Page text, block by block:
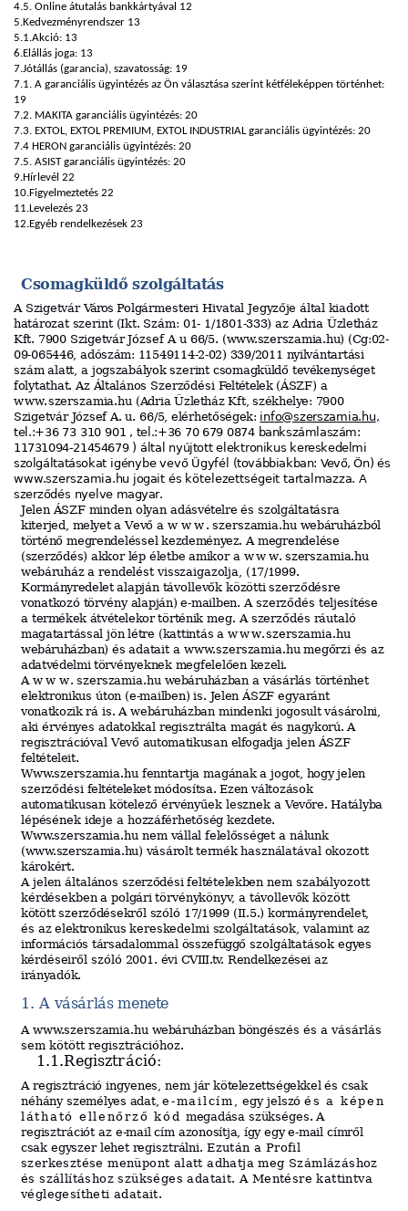
4.5. Online átutalás bankkártyával 12
5.Kedvezményrendszer 13
5.1.Akció: 13
6.Elállás joga: 13
7.Jótállás (garancia), szavatosság: 19
7.1. A garanciális ügyintézés az Ön választása szerint kétféleképpen történhet:
19
7.2. MAKITA garanciális ügyintézés: 20
7.3. EXTOL, EXTOL PREMIUM, EXTOL INDUSTRIAL garanciális ügyintézés: 20
7.4 HERON garanciális ügyintézés: 20
7.5. ASIST garanciális ügyintézés: 20
9.Hírlevél 22
10.Figyelmeztetés 22
11.Levelezés 23
12.Egyéb rendelkezések 23
Csomagküldő szolgáltatás
A Szigetvár Város Polgármesteri Hivatal Jegyzője által kiadott
határozat szerint (Ikt. Szám: 01- 1/1801-333) az Adria Üzletház
Kft. 7900 Szigetvár JózsefA u 66/5. (www.szerszamia.hu) (Cg:02-
09-065446, adószám: 11549114-2-02) 339/2011 nyilvántartási
szám alatt, a jogszabályokszerint csomagküldő tevékenységet
folytathat. Az Általános Szerződési Feltételek (ÁSZF) a
www.szerszamia.hu (Adria Üzletház Kft, székhelye: 7900
Szigetvár József A. u. 66/5, elérhetőségek: info@szerszamia.hu,
tel.:+36 73 310 901 , te l.:+36 70 679 0874 bankszámlaszám:
11731094-21454679 ) által nyújtott e ektronikus kereskedel mi
szolgáltatásokat igénybe vevő Ügyfél (továbbia kban: Vevő, Ön) és
www.szerszamia.hu jogait és kötelezettségeit tartalmazza. A
szerződés nyelve magyar.
Jelen ÁSZF minden olyan adásvételre és szolgáltatásra
kiterjed, melyetaVevőa www.szerszamia.hu webáruházból
történő megrendeléssel kezdeményez. A megrendelése
(szerződés) akkor lép életbe amikora www. szerszamia.hu
webáruházarendelést visszaigazolja, (17/1999.
Kormányredelet alapján távollevők közötti szerződésre
vonatkozó törvény alapján) e-mailben. A szerződés teljesítése
a termékek átvételekor történik meg. A szerződés ráutaló
magatartással jön létre (kattintás awww.szerszamia.hu
webáruházban) és adataita www.szerszamia.hu megőrzi és az
adatvédelmitörvényeknek megfelelően kezeli.
A www.szerszamia.hu webáruházbana vásárlás történhet
elektronikus úton (e-mailben) is. Jelen ÁSZF egyaránt
vonatkozik rá is. Awebáruházban mindenki jogosult vásárolni,
aki érvényes adatokkal regisztrálta magát és nagykorú. A
regisztrációval Vevő automatikusan elfogadja jelen ÁSZF
feltételeit.
Www.szerszamia.hu fenntartja magánakajogot, hogy jelen
szerződési feltételeket módosítsa. Ezen változások
automatikusan kötelező érvényűek lesznekaVevőre. Hatályba
lépésének ideje ahozzáférhetőség kezdete.
Www.szerszamia.hunem vállal felelősségeta nálunk
(www.szerszamia.hu) vásárolt termék használatával okozott
károkért.
A jelen általános szerződési feltételekbennem szabályozott
kérdésekbenapolgári törvénykönyv, a távollevők között
kötött szerződésekről szóló 17/1999 (II.5.) kormányrendelet,
és az elektronikus kereskedelmi szolgáltatások, valamint az
információs társadalommal összefüggőszolgáltatások egyes
kérdéseiről szóló 2001. évi CVIII.tv.Rendelkezései az
irányadók.
1. A vásárlás menete
A www.szerszamia.hu webáruházban böngészés és a vásárlás
sem kötött regisztrációhoz.
1.1.Regisztráció:
A regisztráció ingyenes, nem jár kötelezettségekkel és csak
néhány személyes adat, e-mailcím, egy jelszó és a képen
látható ellenőrző kódmegadása szükséges. A
regisztrációt az e-mail cím azonosítja, így egy e-mail címről
csak egyszer lehet regisztrálni. Ezután a Profil
szerkesztése menüpont alatt adhatja meg Számlázáshoz
és szállításhoz szükséges adatait. A Mentésre kattintva
véglegesítheti adatait.